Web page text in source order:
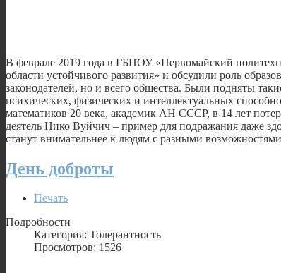
В феврале 2019 года в ГБПОУ «Первомайский
области устойчивого развития» и обсудили роль
законодателей, но и всего общества. Были подняты
психических, физических и интеллектуальных
математиков 20 века, академик АН СССР, в 14 лет
деятель Нико Вуйчич – пример для подражания даже
станут внимательнее к людям с разными
День доброты
Печать
Подробности
Категория: Толерантность
Просмотров: 1526